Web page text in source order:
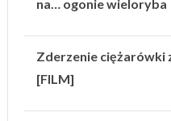
na… ogonie wieloryba
Zderzenie ciężarówki
[FILM]